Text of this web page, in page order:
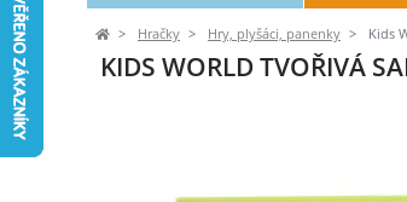
Hračky Hry, plyšáci, panenky Kids
KIDS WORLD TVOŘIVÁ